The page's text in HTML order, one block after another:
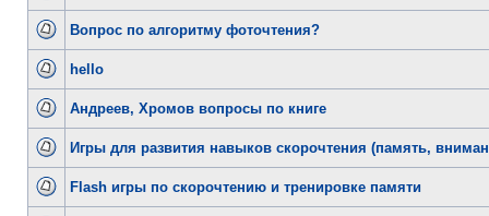
Вопрос по алгоритму фоточтения?
hello
Андреев, Хромов вопросы по книге
Игры для развития навыков скорочтения (память,
Flash игры по скорочтению и тренировке памяти